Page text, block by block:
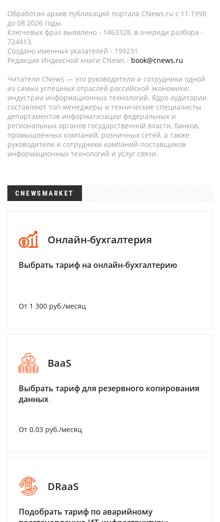
Обработан архив публикаций портала CNews.ru c 11.1998
до 08.2026 годы.
Ключевых фраз выявлено - 1463328, в очереди разбора -
724413.
Создано именных указателей - 199231.
Редакция Индексной книги CNews - book@cnews.ru
Читатели CNews — это руководители и сотрудники одной
из самых успешных отраслей российской экономики:
индустрии информационных технологий. Ядро аудитории
составляют топ-менеджеры и технические специалисты
департаментов информатизации федеральных и
региональных органов государственной власти, банков,
промышленных компаний, розничных сетей, а также
руководители и сотрудники компаний-поставщиков
информационных технологий и услуг связи.
CNEWSMARKET
Онлайн-бухгалтерия
Выбрать тариф на онлайн-бухгалтерию
От 1 300 руб./месяц
BaaS
Выбрать тариф для резервного копирования
данных
От 0.03 руб./месяц
DRaaS
Подобрать тариф по аварийному